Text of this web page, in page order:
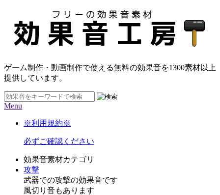
ゲーム制作・動画制作で使える無料の効果音を1300素材以上
提供しています。
Menu
※利用規約※
必ずご確認ください
効果音素材カテゴリ
攻撃
武器での攻撃の効果音です
風切り音もあります